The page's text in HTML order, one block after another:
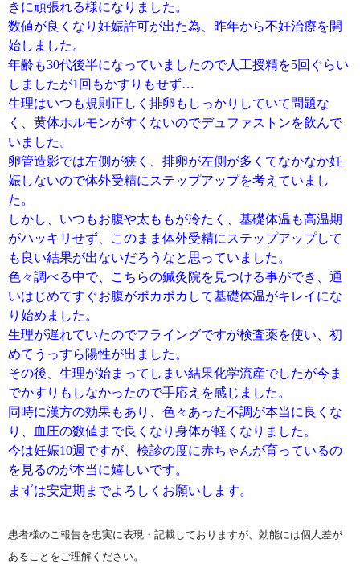
きに頑張れる様になりました。
数値が良くなり妊娠許可が出た為、昨年から不妊治療を開
始しました。
年齢も30代後半になっていましたので人工授精を5回ぐらい
しましたが1回もかすりもせず…
生理はいつも規則正しく排卵もしっかりしていて問題な
く、黄体ホルモンがすくないのでデュファストンを飲んで
いました。
卵管造影では左側が狭く、排卵が左側が多くてなかなか妊
娠しないので体外受精にステップアップを考えていまし
た。
しかし、いつもお腹や太ももが冷たく、基礎体温も高温期
がハッキリせず、このまま体外受精にステップアップして
も良い結果が出ないだろうなと思っていました。
色々調べる中で、こちらの鍼灸院を見つける事ができ、通
いはじめてすぐお腹がポカポカして基礎体温がキレイにな
り始めました。
生理が遅れていたのでフライングですが検査薬を使い、初
めてうっすら陽性が出ました。
その後、生理が始まってしまい結果化学流産でしたが今ま
でかすりもしなかったので手応えを感じました。
同時に漢方の効果もあり、色々あった不調が本当に良くな
り、血圧の数値まで良くなり身体が軽くなりました。
今は妊娠10週ですが、検診の度に赤ちゃんが育っているの
を見るのが本当に嬉しいです。
まずは安定期までよろしくお願いします。
患者様のご報告を忠実に表現・記載しておりますが、効能には個人差が
あることをご理解ください。